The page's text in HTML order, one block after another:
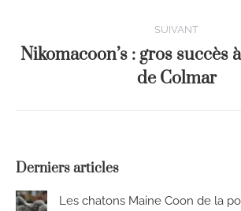
SUIVANT
Nikomacoon’s : gros succès
de Colmar
Derniers articles
Les chatons Maine Coon de la